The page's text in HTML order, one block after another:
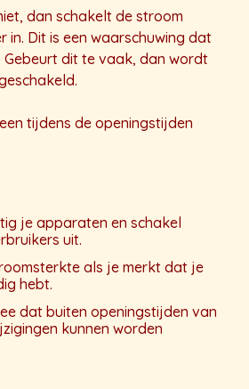
dan schakelt de stroom
in. Dit is een waarschuwing dat
Gebeurt dit te vaak, dan wordt
tijdens de openingstijden
je apparaten en schakel
uit.
als je merkt dat je
hebt.
dat buiten openingstijden van
kunnen worden